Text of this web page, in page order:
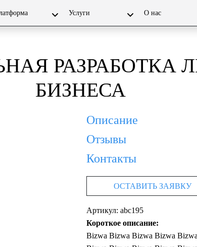
Услуги О нас
РАЗРАБОТКА
БИЗНЕСА
Описание
Отзывы
Контакты
ОСТАВИТЬ ЗАЯВКУ
Артикул: abc195
Короткое описание:
Bizwa Bizwa Bizwa Bizwa Bizwa